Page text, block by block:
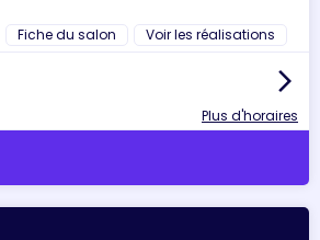
Fiche du salon Voir les réalisations
arrow_forward_ios
Plus d'horaires